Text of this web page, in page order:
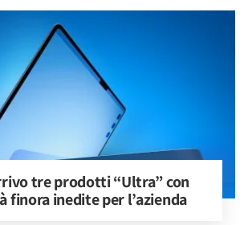
tre prodotti “Ultra” con
finora inedite per l’azienda